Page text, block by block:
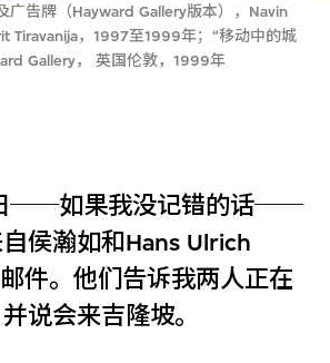
广告牌（Hayward Gallery版本），Navin
Tiravanija，1997至1999年；“移动中的城
Gallery， 英国伦敦，1999年
──如果我没记错的话──
侯瀚如和Hans Ulrich
件。他们告诉我两人正在
说会来吉隆坡。